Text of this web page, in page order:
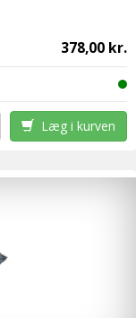
378,00 kr.
Læg i kurven